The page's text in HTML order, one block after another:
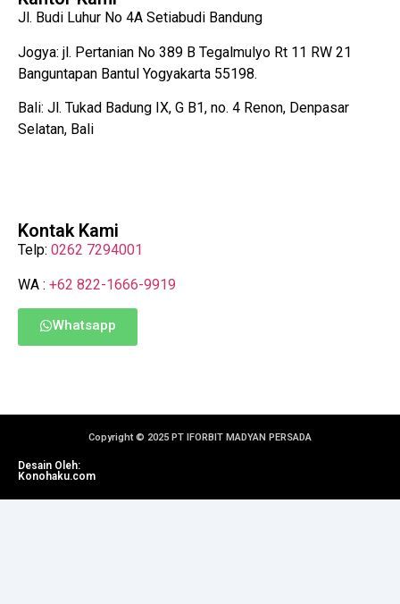
Jl. Budi Luhur No 4A Setiabudi Bandung
Jogya: jl. Pertanian No 389 B Tegalmulyo Rt 11 RW 21
Banguntapan Bantul Yogyakarta 55198.
Bali: Jl. Tukad Badung IX, G B1, no. 4 Renon, Denpasar
Selatan, Bali
Kontak Kami
Telp: 0262 7294001
WA : +62 822-1666-9919
Whatsapp
Copyright © 2025 PT IFORBIT MADYAN PERSADA
Desain Oleh:
Konohaku.com